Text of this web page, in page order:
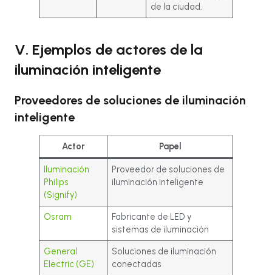
de la ciudad.
V. Ejemplos de actores de la
iluminación inteligente
Proveedores de soluciones de iluminación
inteligente
Actor Papel
Iluminación
Philips
(Signify)
Proveedor de soluciones de
iluminación inteligente
Osram
Fabricante de LED y
sistemas de iluminación
General
Electric (GE)
Soluciones de iluminación
conectadas